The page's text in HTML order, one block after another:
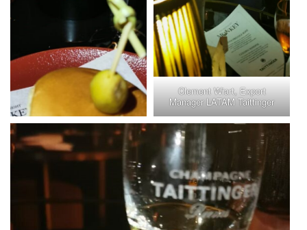
Clement Wiart, Export
Manager LATAM Taittinger